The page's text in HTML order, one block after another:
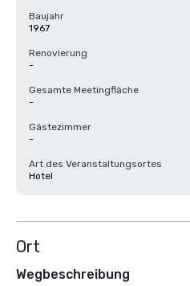
Baujahr
1967
Renovierung
-
Gesamte Meetingfläche
-
Gästezimmer
-
Art des Veranstaltungsortes
Hotel
Ort
Wegbeschreibung